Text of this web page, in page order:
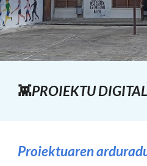
👾PROIEKTU
Proiektuaren